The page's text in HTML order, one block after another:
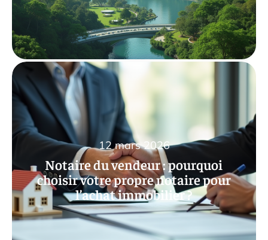
Notaire du vendeur : pourquoi
choisir votre propre notaire pour
l’achat immobilier ?
12 mars 2026